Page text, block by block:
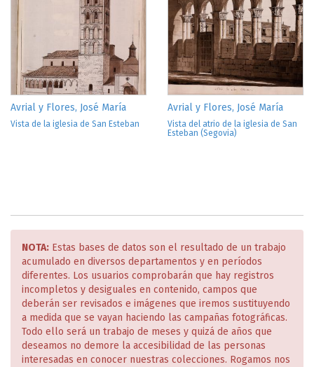
Avrial y Flores, José María
Vista de la iglesia de San Esteban
Avrial y Flores, José María
Vista del atrio de la iglesia de San
Esteban (Segovia)
NOTA: Estas bases de datos son el resultado de un trabajo
acumulado en diversos departamentos y en períodos
diferentes. Los usuarios comprobarán que hay registros
incompletos y desiguales en contenido, campos que
deberán ser revisados e imágenes que iremos sustituyendo
a medida que se vayan haciendo las campañas fotográficas.
Todo ello será un trabajo de meses y quizá de años que
deseamos no demore la accesibilidad de las personas
interesadas en conocer nuestras colecciones. Rogamos nos